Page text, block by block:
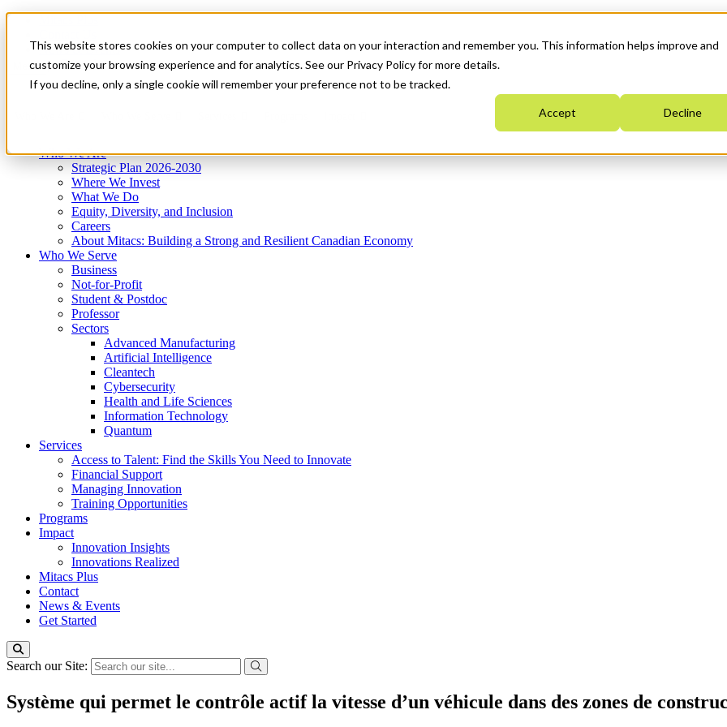
This website stores cookies on your computer to collect data on your interaction and remember you. This information helps improve and
customize your browsing experience and for analytics. See our Privacy Policy for more details.
If you decline, only a single cookie will remember your preference not to be tracked.
Accept Decline
News & Events
Get Started
Menu
Who We Are
Strategic Plan 2026-2030
Where We Invest
What We Do
Equity, Diversity, and Inclusion
Careers
About Mitacs: Building a Strong and Resilient Canadian Economy
Who We Serve
Business
Not-for-Profit
Student & Postdoc
Professor
Sectors
Advanced Manufacturing
Artificial Intelligence
Cleantech
Cybersecurity
Health and Life Sciences
Information Technology
Quantum
Services
Access to Talent: Find the Skills You Need to Innovate
Financial Support
Managing Innovation
Training Opportunities
Programs
Impact
Innovation Insights
Innovations Realized
Mitacs Plus
Contact
News & Events
Get Started
Search our Site:
Système qui permet le contrôle actif la vitesse d’un véhicule dans des zones de